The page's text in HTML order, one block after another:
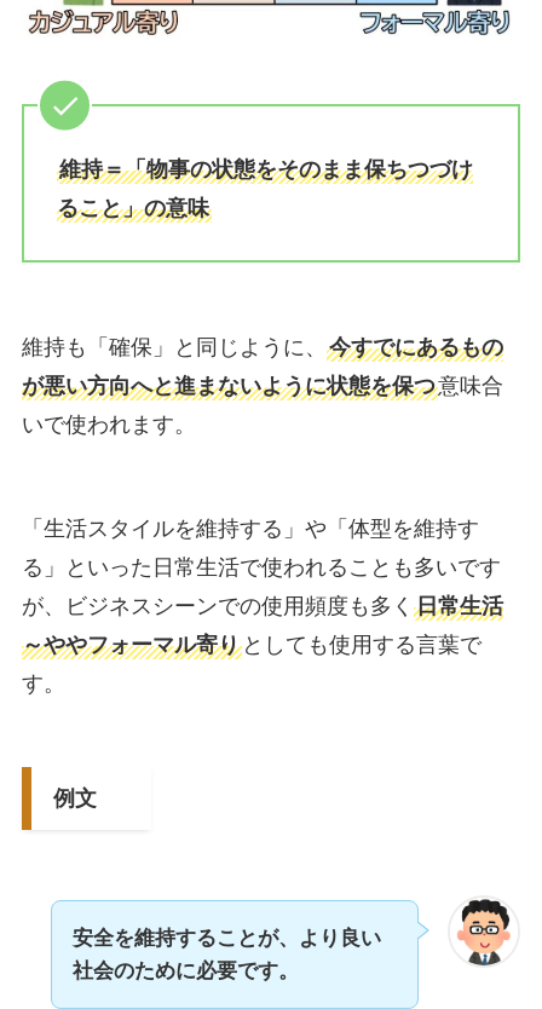
維持＝「物事の状態をそのまま保ちつづけ
ること」の意味
維持も「確保」と同じように、 今すでにあるもの
が悪い方向へと進まないように状態を保つ意味合
いで使われます。
「生活スタイルを維持する」や「体型を維持す
る」といった日常生活で使われることも多いです
が、ビジネスシーンでの使用頻度も多く 日常生活
～ややフォーマル寄りとしても使用する言葉で
す。
例文
安全を維持することが、より良い
社会のために必要です。